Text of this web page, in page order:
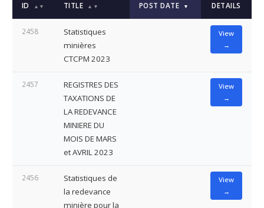
ID ▲▼ TITLE ▲▼ POST DATE ▼ DETAILS
2458
Statistiques
minières
CTCPM 2023
View
→
2457
REGISTRES DES
TAXATIONS DE
LA REDEVANCE
MINIERE DU
MOIS DE MARS
et AVRIL 2023
View
→
2456
Statistiques de
la redevance
minière pour la
View
→